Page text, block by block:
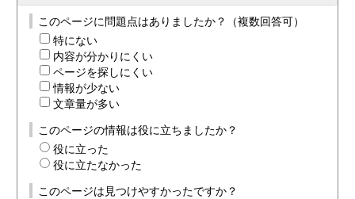
このページに問題点はありましたか？（複数回答可）
特にない
内容が分かりにくい
ページを探しにくい
情報が少ない
文章量が多い
このページの情報は役に立ちましたか？
役に立った
役に立たなかった
このページは見つけやすかったですか？